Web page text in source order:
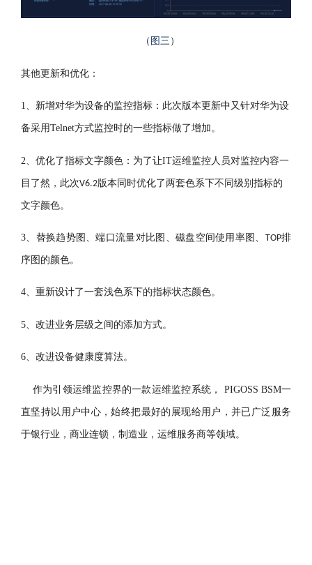
（ 图三 ）
其他更新和优化：
1、新增对华为设备的监控指标：此次版本更新中又针对华为设
备采用Telnet方式监控时的一些指标做了增加。
2 、优化了指标文字颜色：为了让IT运维监控人员对监控内容一
目了然，此次V6.2版本同时优化了两套色系下不同级别指标的
文字颜色。
3 、替换趋势图、端口流量对比图、磁盘空间使用率图、 TOP排
序图的颜色。
4、重新设计了一套浅色系下的指标状态颜色。
5 、改进业务层级之间的添加方式。
6、改进设备健康度算法。
作为引领运维监控界的一款运维监控系统， PIGOSS BSM一
直坚持以用户中心，始终把最好的展现给用户，并已广泛服务
于银行业，商业连锁，制造业，运维服务商等领域。